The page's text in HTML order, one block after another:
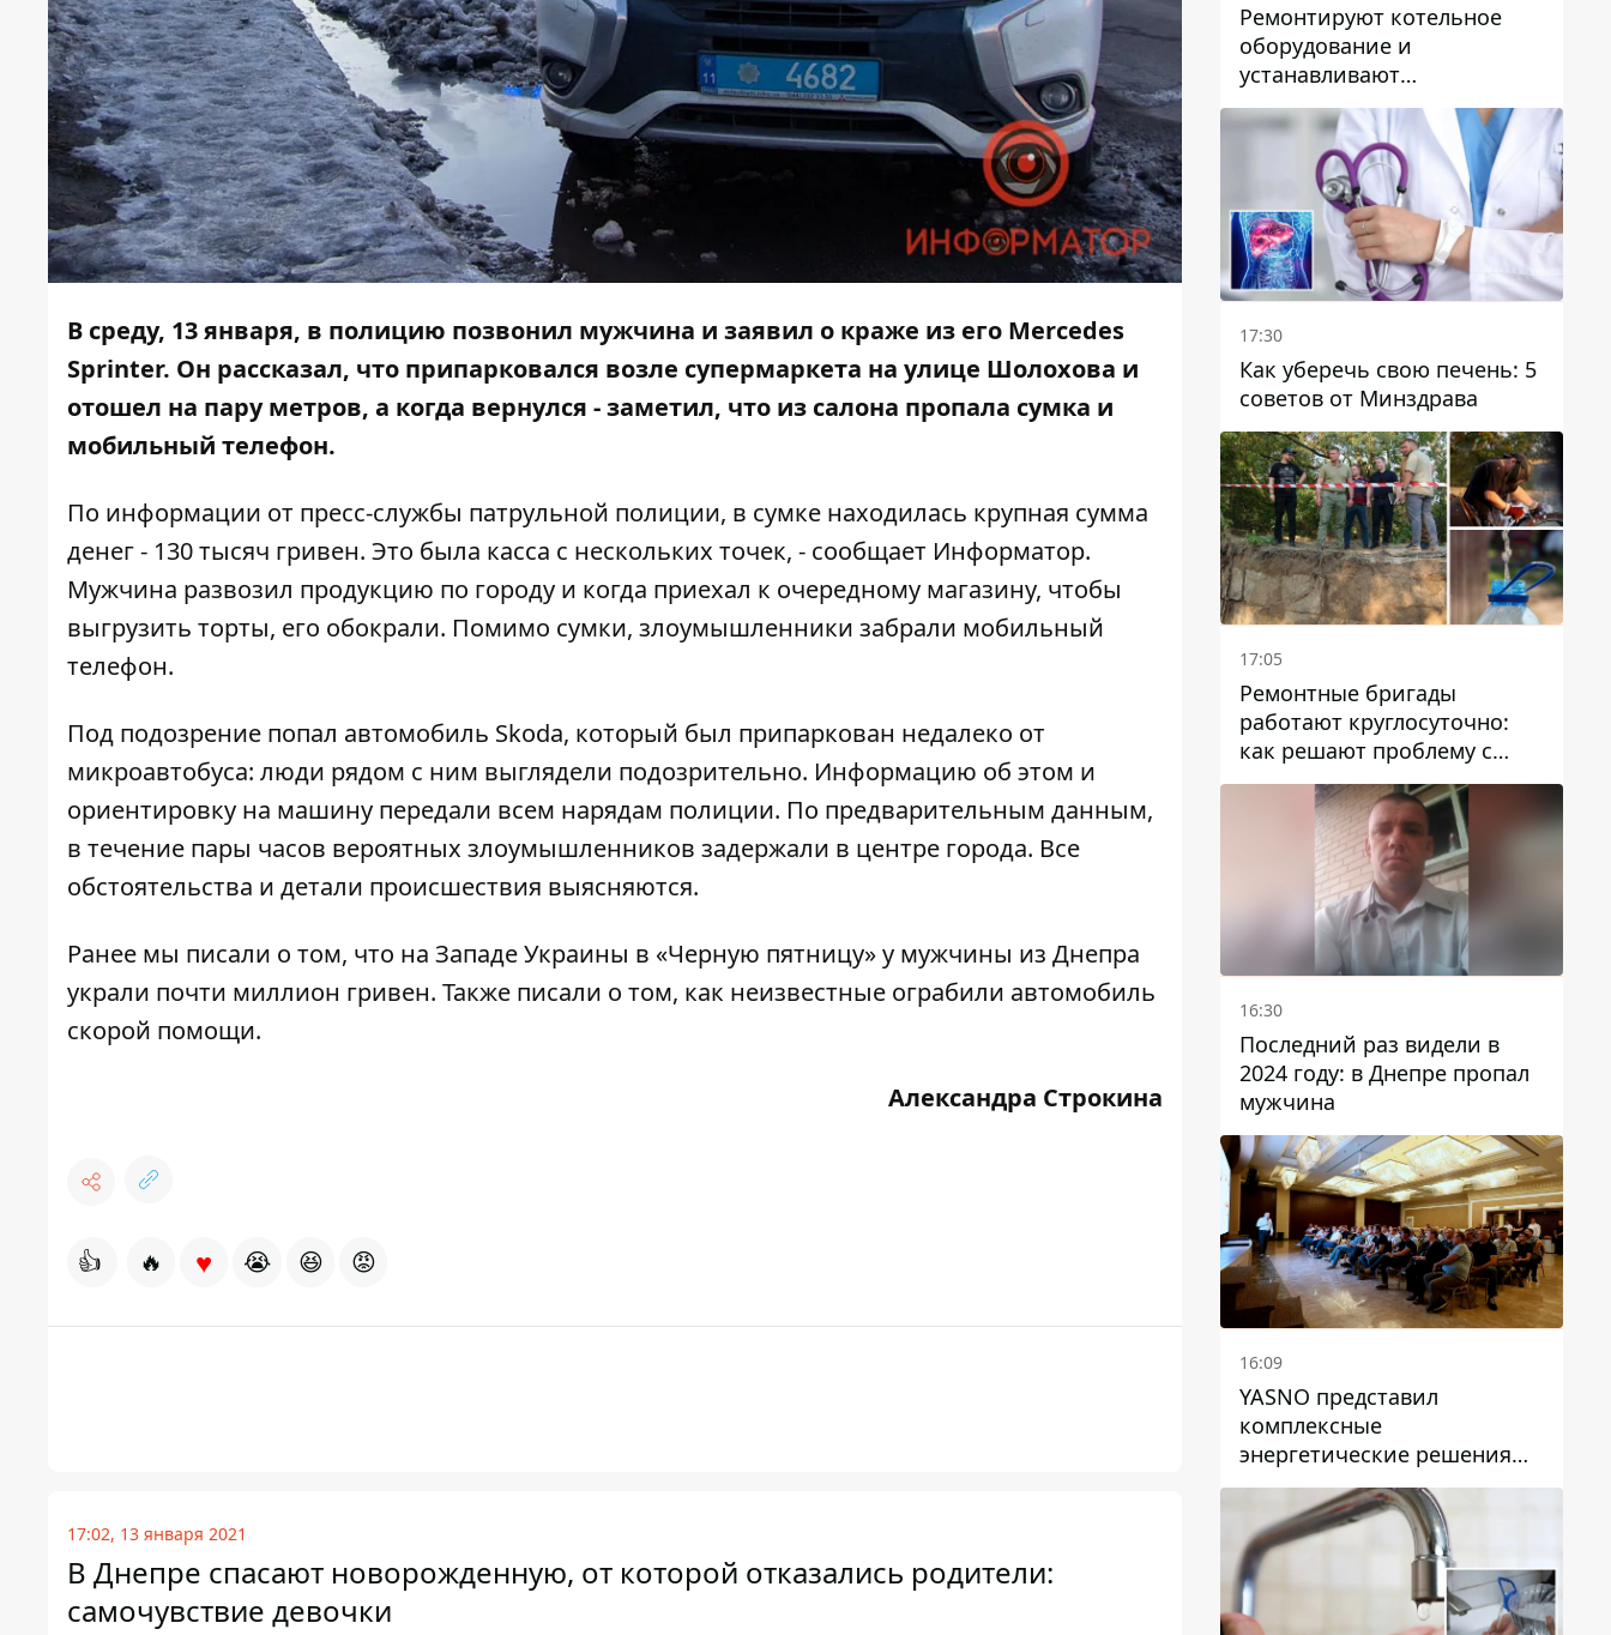
В среду, 13 января, в полицию позвонил мужчина и заявил о краже из его Mercedes
Sprinter. Он рассказал, что припарковался возле супермаркета на улице Шолохова и
отошел на пару метров, а когда вернулся - заметил, что из салона пропала сумка и
мобильный телефон.
По информации от пресс-службы патрульной полиции, в сумке находилась крупная сумма
денег - 130 тысяч гривен. Это была касса с нескольких точек, - сообщает Информатор.
Мужчина развозил продукцию по городу и когда приехал к очередному магазину, чтобы
выгрузить торты, его обокрали. Помимо сумки, злоумышленники забрали мобильный
телефон.
Под подозрение попал автомобиль Skoda, который был припаркован недалеко от
микроавтобуса: люди рядом с ним выглядели подозрительно. Информацию об этом и
ориентировку на машину передали всем нарядам полиции. По предварительным данным,
в течение пары часов вероятных злоумышленников задержали в центре города. Все
обстоятельства и детали происшествия выясняются.
Ранее мы писали о том, что на Западе Украины в «Черную пятницу»у мужчины из Днепра
украли почти миллион гривен. Также писали о том, как неизвестные ограбили автомобиль
скорой помощи.
Александра Строкина
👍 🔥 ♥ 😭 😆 😡
17:02, 13 января 2021
В Днепре спасают новорожденную, от которой отказались родители:
самочувствие девочки
Ремонтируют котельное
оборудование и
устанавливают
генераторные установки:
как в Днепре готовятся к
отопительному сезону
17:30
Как уберечь свою печень: 5
советов от Минздрава
17:05
Ремонтные бригады
работают круглосуточно:
как решают проблему с
водой в Марганецкой
громаде
16:30
Последний раз видели в
2024 году: в Днепре пропал
мужчина
16:09
YASNO представил
комплексные
энергетические решения
для бизнеса в Днепре